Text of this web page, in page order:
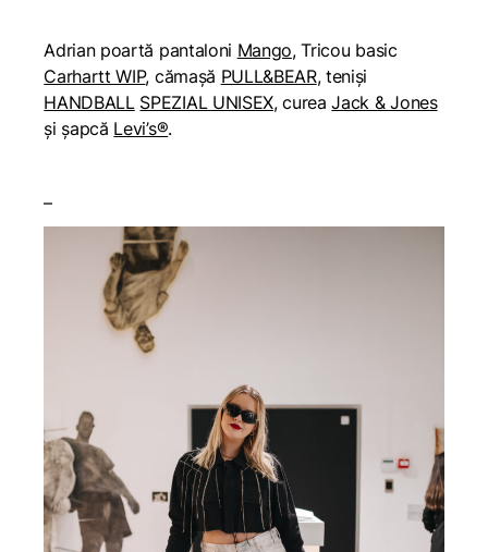
Adrian poartă pantaloni Mango, Tricou basic
Carhartt WIP, cămașă PULL&BEAR, teniși
HANDBALL SPEZIAL UNISEX, cureaJack & Jones
și șapcă Levi’s®.
–